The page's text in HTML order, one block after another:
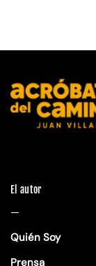
El autor
—
Quién Soy
Prensa